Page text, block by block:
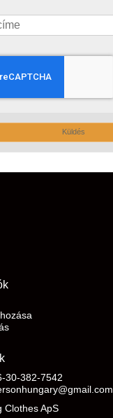
Küldés
30-382-7542
Clothes ApS